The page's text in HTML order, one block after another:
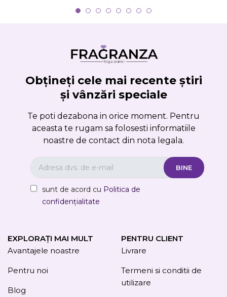
Obțineți cele mai recente știri
și vânzări speciale
Te poti dezabona in orice moment. Pentru
aceasta te rugam sa folosesti informatiile
noastre de contact din nota legala.
sunt de acord cu Politica de
confidențialitate
EXPLORAȚI MAI MULT
Avantajele noastre
Pentru noi
Blog
PENTRU CLIENT
Livrare
Termeni si conditii de
utilizare